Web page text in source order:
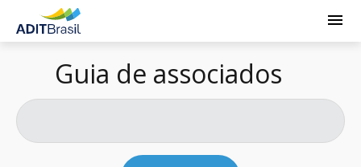
Guia de associados